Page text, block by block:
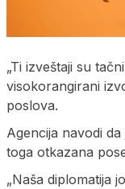
„Ti izveštaji su
visokorangirani
poslova.
Agencija navodi
toga otkazana
„Naša diplomatija